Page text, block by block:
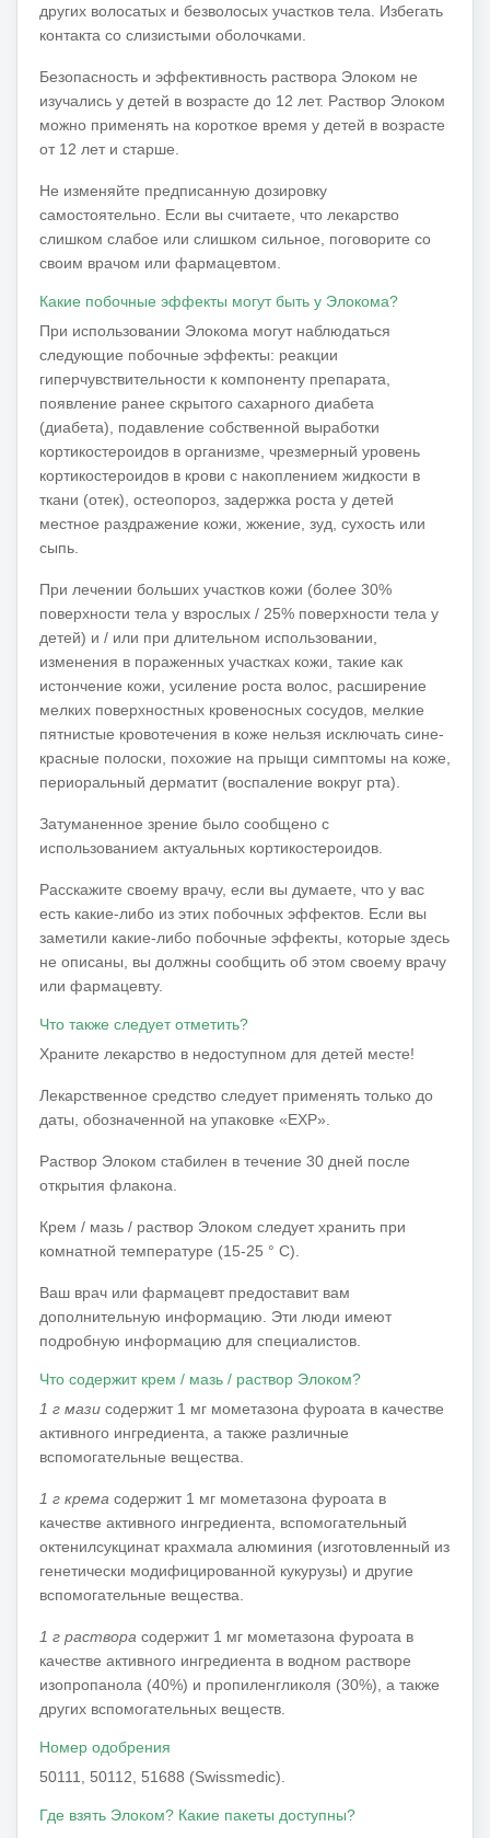
других волосатых и безволосых участков тела. Избегать
контакта со слизистыми оболочками.
Безопасность и эффективность раствора Элоком не
изучались у детей в возрасте до 12 лет. Раствор Элоком
можно применять на короткое время у детей в возрасте
от 12 лет и старше.
Не изменяйте предписанную дозировку
самостоятельно. Если вы считаете, что лекарство
слишком слабое или слишком сильное, поговорите со
своим врачом или фармацевтом.
Какие побочные эффекты могут быть у Элокома?
При использовании Элокома могут наблюдаться
следующие побочные эффекты: реакции
гиперчувствительности к компоненту препарата,
появление ранее скрытого сахарного диабета
(диабета), подавление собственной выработки
кортикостероидов в организме, чрезмерный уровень
кортикостероидов в крови с накоплением жидкости в
ткани (отек), остеопороз, задержка роста у детей
местное раздражение кожи, жжение, зуд, сухость или
сыпь.
При лечении больших участков кожи (более 30%
поверхности тела у взрослых / 25% поверхности тела у
детей) и / или при длительном использовании,
изменения в пораженных участках кожи, такие как
истончение кожи, усиление роста волос, расширение
мелких поверхностных кровеносных сосудов, мелкие
пятнистые кровотечения в коже нельзя исключать сине-
красные полоски, похожие на прыщи симптомы на коже,
периоральный дерматит (воспаление вокруг рта).
Затуманенное зрение было сообщено с
использованием актуальных кортикостероидов.
Расскажите своему врачу, если вы думаете, что у вас
есть какие-либо из этих побочных эффектов. Если вы
заметили какие-либо побочные эффекты, которые здесь
не описаны, вы должны сообщить об этом своему врачу
или фармацевту.
Что также следует отметить?
Храните лекарство в недоступном для детей месте!
Лекарственное средство следует применять только до
даты, обозначенной на упаковке «EXP».
Раствор Элоком стабилен в течение 30 дней после
открытия флакона.
Крем / мазь / раствор Элоком следует хранить при
комнатной температуре (15-25 ° C).
Ваш врач или фармацевт предоставит вам
дополнительную информацию. Эти люди имеют
подробную информацию для специалистов.
Что содержит крем / мазь / раствор Элоком?
1 г мази содержит 1 мг мометазона фуроата в качестве
активного ингредиента, а также различные
вспомогательные вещества.
1 г крема содержит 1 мг мометазона фуроата в
качестве активного ингредиента, вспомогательный
октенилсукцинат крахмала алюминия (изготовленный из
генетически модифицированной кукурузы) и другие
вспомогательные вещества.
1 г раствора содержит 1 мг мометазона фуроата в
качестве активного ингредиента в водном растворе
изопропанола (40%) и пропиленгликоля (30%), а также
других вспомогательных веществ.
Номер одобрения
50111, 50112, 51688 (Swissmedic).
Где взять Элоком? Какие пакеты доступны?